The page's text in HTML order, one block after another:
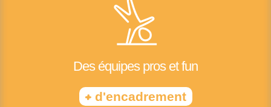
Des équipes pros et fun
+d'encadrement